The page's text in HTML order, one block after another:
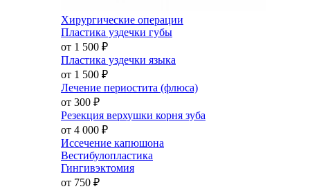
Хирургические операции
Пластика уздечки губы
от 1 500 ₽
Пластика уздечки языка
от 1 500 ₽
Лечение периостита (флюса)
от 300 ₽
Резекция верхушки корня зуба
от 4 000 ₽
Иссечение капюшона
Вестибулопластика
Гингивэктомия
от 750 ₽